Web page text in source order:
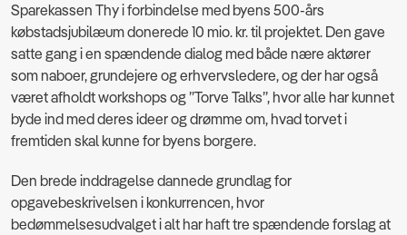
Sparekassen Thy i forbindelse med byens 500-års
købstadsjubilæum donerede 10 mio. kr. til projektet. Den gave
satte gang i en spændende dialog med både nære aktører
som naboer, grundejere og erhvervsledere, og der har også
været afholdt workshops og ”Torve Talks”, hvor alle har kunnet
byde ind med deres ideer og drømme om, hvad torvet i
fremtiden skal kunne for byens borgere.
Den brede inddragelse dannede grund­lag for
opgavebeskrivelsen i konkurrencen, hvor
bedømmelsesudvalget i alt har haft tre spændende forslag at